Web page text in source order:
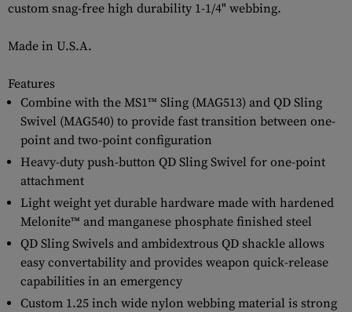
custom snag-free high durability 1-1/4" webbing.
Made in U.S.A.
Features
Combine with the MS1™ Sling (MAG513) and QD Sling
Swivel (MAG540) to provide fast transition between one-
point and two-point configuration
Heavy-duty push-button QD Sling Swivel for one-point
attachment
Light weight yet durable hardware made with hardened
Melonite™ and manganese phosphate finished steel
QD Sling Swivels and ambidextrous QD shackle allows
easy convertability and provides weapon quick-release
capabilities in an emergency
Custom 1.25 inch wide nylon webbing material is strong